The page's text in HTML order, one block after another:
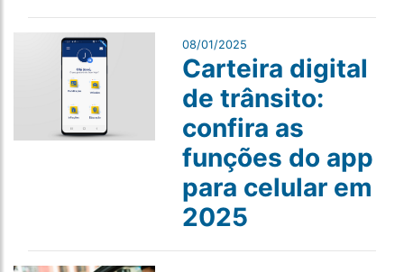
08/01/2025
Carteira digital
de trânsito:
confira as
funções do app
para celular em
2025